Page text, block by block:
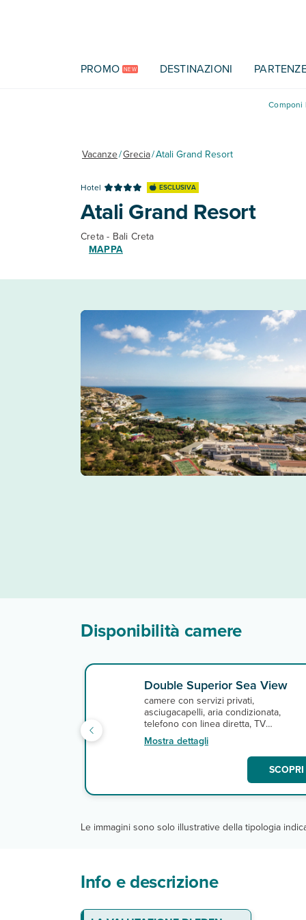
PROMO NEW DESTINAZIONI
Componi
Vacanze/Grecia/Atali Grand Resort
Hotel ESCLUSIVA
Atali Grand Resort
Creta - Bali Creta
MAPPA
Disponibilità camere
Double Superior Sea View
camere con servizi privati,
asciugacapelli, aria condizionata,
telefono con linea diretta, TV
satellitare, connessione Wi-Fi, minifrigo
e terrazza o balcone. A pagamento,
cassetta di sicurezza. (22 m2)
Mostra dettagli
Le immagini sono solo illustrative della tipologia
Info e descrizione